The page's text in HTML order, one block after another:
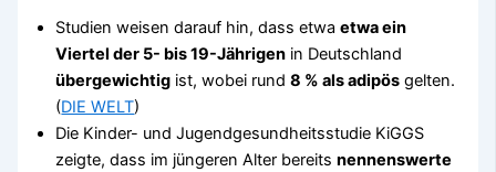
Studien weisen darauf hin, dass etwaetwa ein
Viertel der 5- bis 19-Jährigen in Deutschland
übergewichtig ist, wobei rund8 % als adipös gelten.
(DIE WELT)
Die Kinder- und Jugendgesundheitsstudie KiGGS
zeigte, dass im jüngeren Alter bereitsnennenswerte